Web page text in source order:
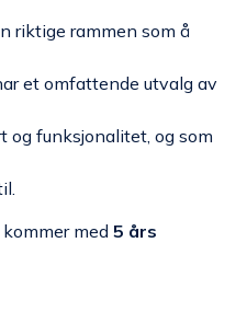
riktige rammen som å
et omfattende utvalg av
og funksjonalitet, og som
med 5 års